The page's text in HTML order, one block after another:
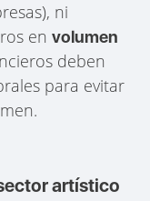
ni
envolumen
deben
para evitar
artístico